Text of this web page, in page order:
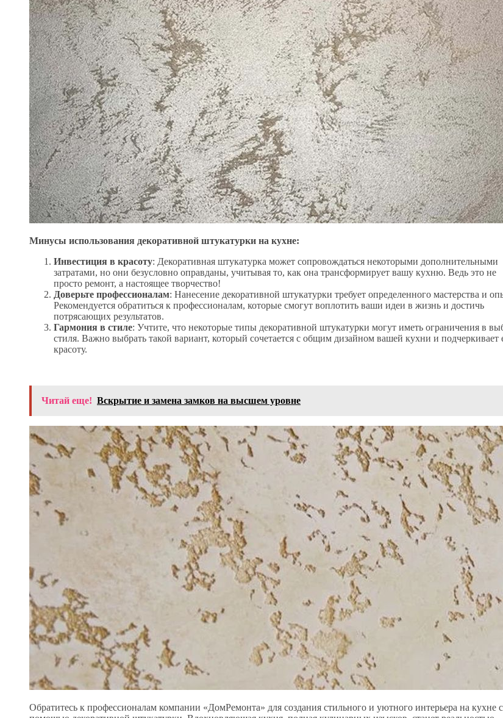
Минусы использования декоративной штукатурки на кухне:
Инвестиция в красоту: Декоративная штукатурка может сопровождаться некоторыми дополнительными
затратами, но они безусловно оправданы, учитывая то, как она трансформирует вашу кухню. Ведь это не
просто ремонт, а настоящее творчество!
Доверьте профессионалам: Нанесение декоративной штукатурки требует определенного мастерства и
Рекомендуется обратиться к профессионалам, которые смогут воплотить ваши идеи в жизнь и достичь
потрясающих результатов.
Гармония в стиле: Учтите, что некоторые типы декоративной штукатурки могут иметь ограничения в
стиля. Важно выбрать такой вариант, который сочетается с общим дизайном вашей кухни и подчеркивает
красоту.
Читай еще! Вскрытие и замена замков на высшем уровне
Обратитесь к профессионалам компании «ДомРемонта» для создания стильного и уютного интерьера на кухне с